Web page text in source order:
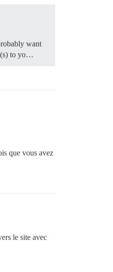
want
to yo…
que vous avez
le site avec